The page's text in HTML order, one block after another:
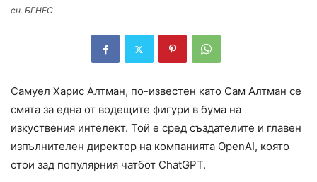
сн. БГНЕС
Самуел Харис Алтман, по-известен като Сам Алтман се
смята за една от водещите фигури в бума на
изкуствения интелект. Той е сред създателите и главен
изпълнителен директор на компанията OpenAI, която
стои зад популярния чатбот ChatGPT.